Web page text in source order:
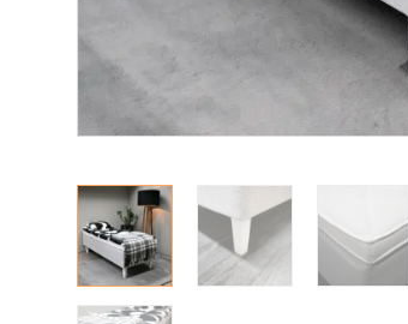
Lapsille
Säilytys
Työpöydät ja työtuolit